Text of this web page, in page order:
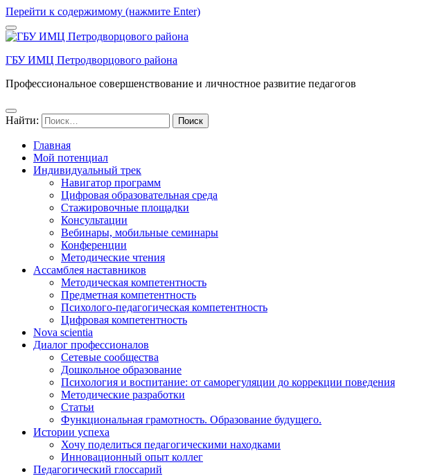
Перейти к содержимому (нажмите Enter)
ГБУ ИМЦ Петродворцового района
Профессиональное совершенствование и личностное развитие педагогов
Найти:
Главная
Мой потенциал
Индивидуальный трек
Навигатор программ
Цифровая образовательная среда
Стажировочные площадки
Консультации
Вебинары, мобильные семинары
Конференции
Методические чтения
Ассамблея наставников
Методическая компетентность
Предметная компетентность
Психолого-педагогическая компетентность
Цифровая компетентность
Nova scientia
Диалог профессионалов
Сетевые сообщества
Дошкольное образование
Психология и воспитание: от саморегуляции до коррекции поведения
Методические разработки
Статьи
Функциональная грамотность. Образование будущего.
Истории успеха
Хочу поделиться педагогическими находками
Инновационный опыт коллег
Педагогический глоссарий